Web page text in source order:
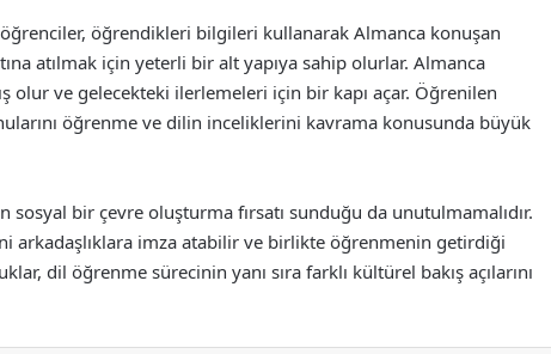
öğrendikleri bilgileri kullanarak Almanca konuşan
atılmak için yeterli bir alt yapıya sahip olurlar. Almanca
olur ve gelecekteki ilerlemeleri için bir kapı açar. Öğrenilen
öğrenme ve dilin inceliklerini kavrama konusunda büyük
sosyal bir çevre oluşturma fırsatı sunduğu da unutulmamalıdır.
arkadaşlıklara imza atabilir ve birlikte öğrenmenin getirdiği
dil öğrenme sürecinin yanı sıra farklı kültürel bakış açılarını